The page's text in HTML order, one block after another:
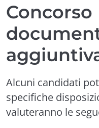
Concorso
Alcuni candidati
specifiche
valuteranno le